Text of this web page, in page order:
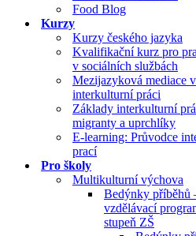
Food Blog
Kurzy
Kurzy českého jazyka
Kvalifikační kurz pro
v sociálních službách
Mezijazyková mediace v
interkulturní práci
Základy interkulturní
migranty a uprchlíky
E-learning: Průvodce
prací
Pro školy
Multikulturní výchova
Bedýnky příběhů
vzdělávací
stupeň ZŠ